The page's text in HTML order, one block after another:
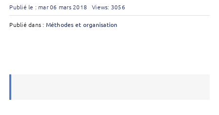
Publié le : mar 06 mars 2018 Views: 3056
Publié dans : Méthodes et organisation